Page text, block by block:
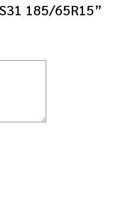
185/65R15”